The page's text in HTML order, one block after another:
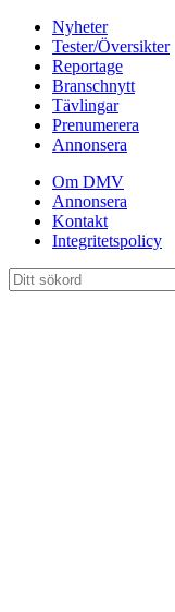
Nyheter
Tester/Översikter
Reportage
Branschnytt
Tävlingar
Prenumerera
Annonsera
Om DMV
Annonsera
Kontakt
Integritetspolicy